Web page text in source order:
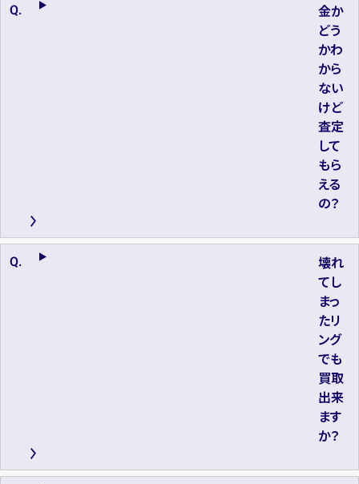
金か
どう
かわ
から
ない
けど
査定
して
もら
える
の？
壊れ
てし
まっ
たリ
ング
でも
買取
出来
ます
か？